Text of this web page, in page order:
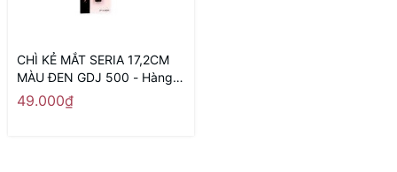
CHÌ KẺ MẮT SERIA 17,2CM
MÀU ĐEN GDJ 500 - Hàng
Nhật nội địa
49.000₫